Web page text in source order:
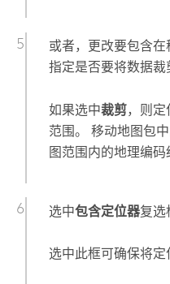
或者，更改要包含
指定是否要将数据裁
如果选中裁剪，则定
范围。 移动地图包
图范围内的地理编码
选中包含定位器复选
选中此框可确保将定